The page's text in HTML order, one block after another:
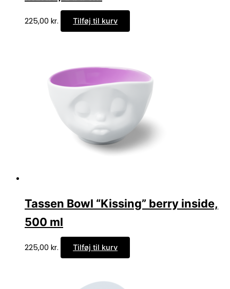
225,00 kr. Tilføj til kurv
Tassen Bowl “Kissing” berry inside,
500 ml
225,00 kr. Tilføj til kurv